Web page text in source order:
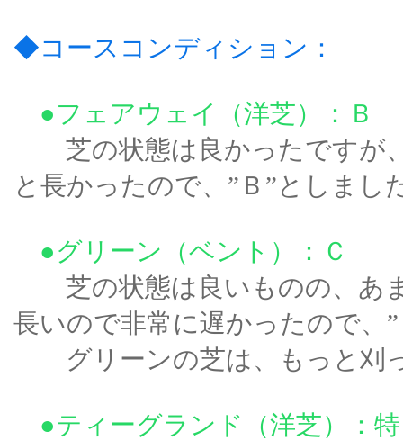
◆コースコンディション：
●フェアウェイ（洋芝）：Ｂ
芝の状態は良かったですが
と長かったので、”Ｂ”としまし
●グリーン（ベント）：Ｃ
芝の状態は良いものの、あ
長いので非常に遅かったので、
グリーンの芝は、もっと刈
●ティーグランド（洋芝）：